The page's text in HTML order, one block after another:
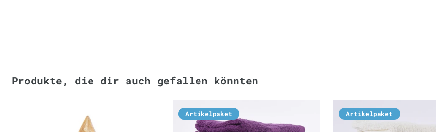
Produkte, die dir auch gefallen könnten
Artikelpaket Artikelpaket